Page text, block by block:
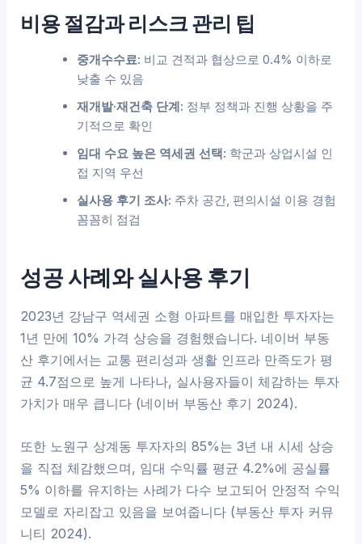
비용 절감과 리스크 관리 팁
중개수수료: 비교 견적과 협상으로 0.4% 이하로
낮출 수 있음
재개발·재건축 단계: 정부 정책과 진행 상황을 주
기적으로 확인
임대 수요 높은 역세권 선택: 학군과 상업시설 인
접 지역 우선
실사용 후기 조사: 주차 공간, 편의시설 이용 경험
꼼꼼히 점검
성공 사례와 실사용 후기
2023년 강남구 역세권 소형 아파트를 매입한 투자자는
1년 만에 10% 가격 상승을 경험했습니다. 네이버 부동
산 후기에서는 교통 편리성과 생활 인프라 만족도가 평
균 4.7점으로 높게 나타나, 실사용자들이 체감하는 투자
가치가 매우 큽니다 (네이버 부동산 후기 2024).
또한 노원구 상계동 투자자의 85%는 3년 내 시세 상승
을 직접 체감했으며, 임대 수익률 평균 4.2%에 공실률
5% 이하를 유지하는 사례가 다수 보고되어 안정적 수익
모델로 자리잡고 있음을 보여줍니다 (부동산 투자 커뮤
니티 2024).